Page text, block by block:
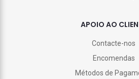
APOIO AO
Contacte-nos
Encomendas
Métodos de